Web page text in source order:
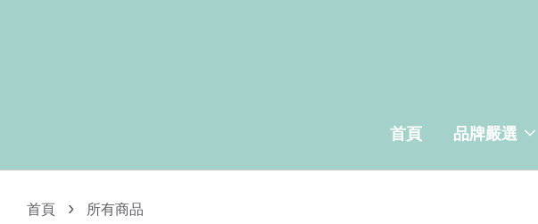
首頁 品牌嚴選
首頁 › 所有商品